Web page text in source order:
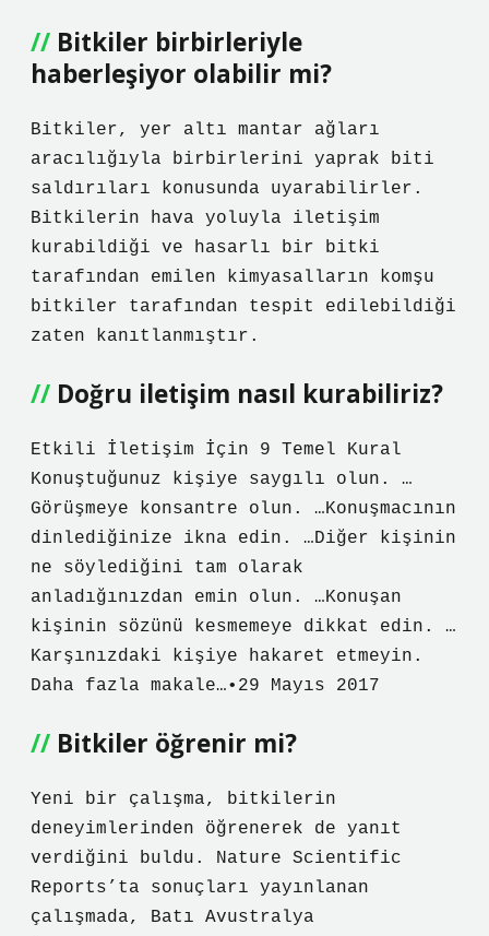
Bitkiler birbirleriyle
haberleşiyor olabilir mi?
Bitkiler, yer altı mantar ağları
aracılığıyla birbirlerini yaprak biti
saldırıları konusunda uyarabilirler.
Bitkilerin hava yoluyla iletişim
kurabildiği ve hasarlı bir bitki
tarafından emilen kimyasalların komşu
bitkiler tarafından tespit edilebildiği
zaten kanıtlanmıştır.
Doğru iletişim nasıl kurabiliriz?
Etkili İletişim İçin 9 Temel Kural
Konuştuğunuz kişiye saygılı olun. …
Görüşmeye konsantre olun. …Konuşmacının
dinlediğinize ikna edin. …Diğer kişinin
ne söylediğini tam olarak
anladığınızdan emin olun. …Konuşan
kişinin sözünü kesmemeye dikkat edin. …
Karşınızdaki kişiye hakaret etmeyin.
Daha fazla makale…•29 Mayıs 2017
Bitkiler öğrenir mi?
Yeni bir çalışma, bitkilerin
deneyimlerinden öğrenerek de yanıt
verdiğini buldu. Nature Scientific
Reports’ta sonuçları yayınlanan
çalışmada, Batı Avustralya